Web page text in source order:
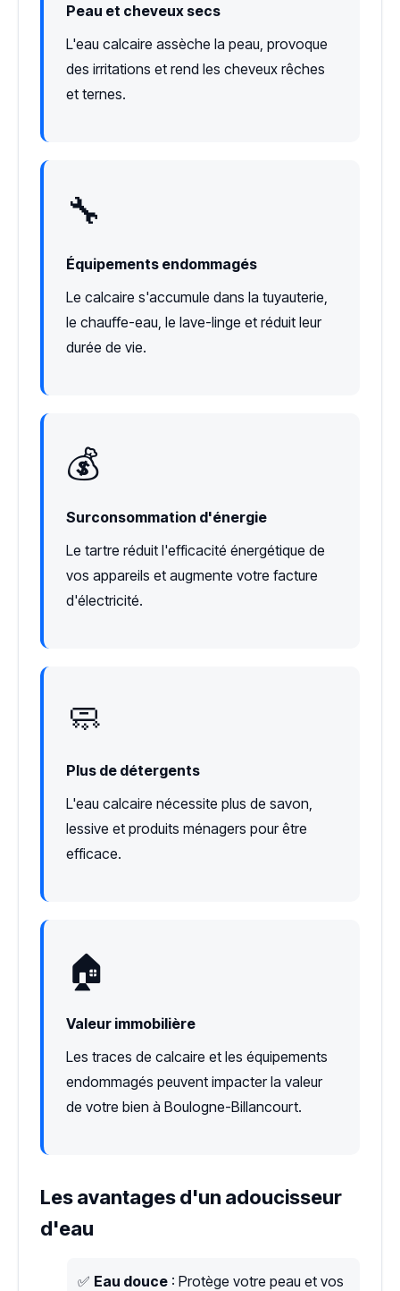
Peau et cheveux secs
L'eau calcaire assèche la peau, provoque
des irritations et rend les cheveux rêches
et ternes.
🔧
Équipements endommagés
Le calcaire s'accumule dans la tuyauterie,
le chauffe-eau, le lave-linge et réduit leur
durée de vie.
💰
Surconsommation d'énergie
Le tartre réduit l'efficacité énergétique de
vos appareils et augmente votre facture
d'électricité.
🧼
Plus de détergents
L'eau calcaire nécessite plus de savon,
lessive et produits ménagers pour être
efficace.
🏠
Valeur immobilière
Les traces de calcaire et les équipements
endommagés peuvent impacter la valeur
de votre bien à Boulogne-Billancourt.
Les avantages d'un adoucisseur
d'eau
✅ Eau douce : Protège votre peau et vos